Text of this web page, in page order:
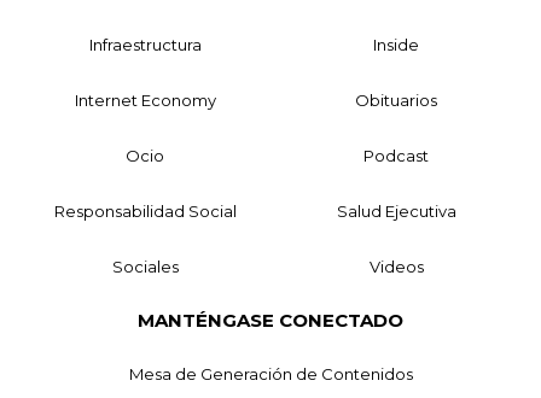
Infraestructura Inside
Internet Economy Obituarios
Ocio Podcast
Responsabilidad Social Salud Ejecutiva
Sociales Videos
MANTÉNGASE CONECTADO
Mesa de Generación de Contenidos